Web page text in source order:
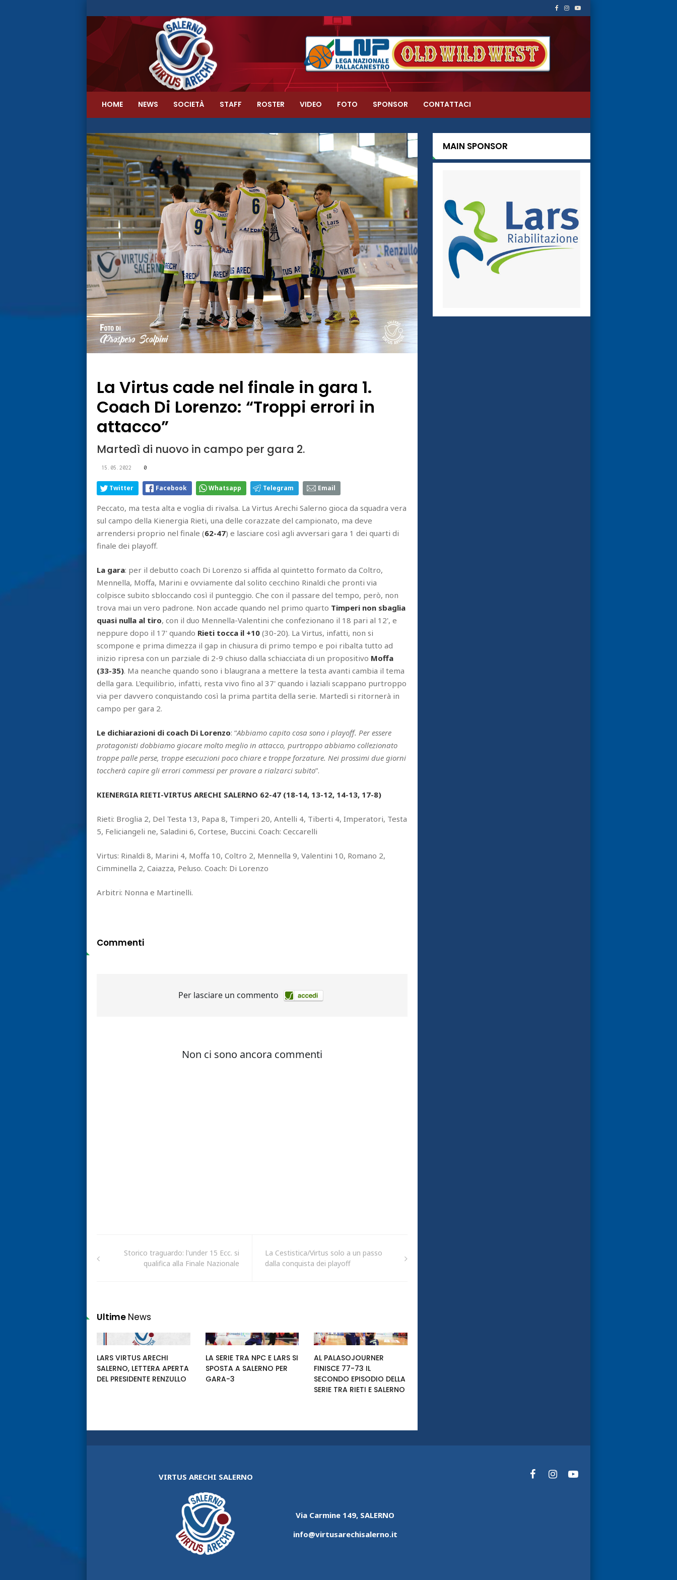
HOME NEWS SOCIETÀ STAFF ROSTER VIDEO FOTO SPONSOR CONTATTACI
La Virtus cade nel finale in gara 1.
Coach Di Lorenzo: “Troppi errori in
attacco”
Martedì di nuovo in campo per gara 2.
15.05.2022 0
Twitter Facebook Whatsapp Telegram Email
Peccato, ma testa alta e voglia di rivalsa. La Virtus Arechi Salerno gioca da squadra vera
sul campo della Kienergia Rieti, una delle corazzate del campionato, ma deve
arrendersi proprio nel finale (62-47) e lasciare così agli avversari gara 1 dei quarti di
finale dei playoff.
La gara: per il debutto coach Di Lorenzo si affida al quintetto formato da Coltro,
Mennella, Moffa, Marini e ovviamente dal solito cecchino Rinaldi che pronti via
colpisce subito sbloccando così il punteggio. Che con il passare del tempo, però, non
trova mai un vero padrone. Non accade quando nel primo quarto Timperi non sbaglia
quasi nulla al tiro, con il duo Mennella-Valentini che confezionano il 18 pari al 12', e
neppure dopo il 17' quando Rieti tocca il +10 (30-20). La Virtus, infatti, non si
scompone e prima dimezza il gap in chiusura di primo tempo e poi ribalta tutto ad
inizio ripresa con un parziale di 2-9 chiuso dalla schiacciata di un propositivo Moffa
(33-35). Ma neanche quando sono i blaugrana a mettere la testa avanti cambia il tema
della gara. L'equilibrio, infatti, resta vivo fino al 37' quando i laziali scappano purtroppo
via per davvero conquistando così la prima partita della serie. Martedì si ritornerà in
campo per gara 2.
Le dichiarazioni di coach Di Lorenzo: “Abbiamo capito cosa sono i playoff. Per essere
protagonisti dobbiamo giocare molto meglio in attacco, purtroppo abbiamo collezionato
troppe palle perse, troppe esecuzioni poco chiare e troppe forzature. Nei prossimi due giorni
toccherà capire gli errori commessi per provare a rialzarci subito”.
KIENERGIA RIETI-VIRTUS ARECHI SALERNO 62-47 (18-14, 13-12, 14-13, 17-8)
Rieti: Broglia 2, Del Testa 13, Papa 8, Timperi 20, Antelli 4, Tiberti 4, Imperatori, Testa
5, Feliciangeli ne, Saladini 6, Cortese, Buccini. Coach: Ceccarelli
Virtus: Rinaldi 8, Marini 4, Moffa 10, Coltro 2, Mennella 9, Valentini 10, Romano 2,
Cimminella 2, Caiazza, Peluso. Coach: Di Lorenzo
Arbitri: Nonna e Martinelli.
Commenti
Storico traguardo: l'under 15 Ecc. si
qualifica alla Finale Nazionale
La Cestistica/Virtus solo a un passo
dalla conquista dei playoff
Ultime News
LARS VIRTUS ARECHI
SALERNO, LETTERA APERTA
DEL PRESIDENTE RENZULLO
LA SERIE TRA NPC E LARS SI
SPOSTA A SALERNO PER
GARA-3
AL PALASOJOURNER
FINISCE 77-73 IL
SECONDO EPISODIO DELLA
SERIE TRA RIETI E SALERNO
MAIN SPONSOR
VIRTUS ARECHI SALERNO
Via Carmine 149, SALERNO
info@virtusarechisalerno.it